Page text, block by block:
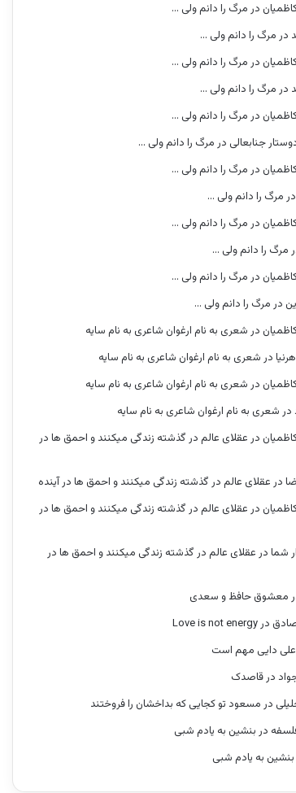
در مرگ را دانم ولی …
در مرگ را دانم ولی …
در مرگ را دانم ولی …
در مرگ را دانم ولی …
در مرگ را دانم ولی …
جنابعالی در مرگ را دانم ولی …
در مرگ را دانم ولی …
در مرگ را دانم ولی …
در مرگ را دانم ولی …
مرگ را دانم ولی …
در مرگ را دانم ولی …
در مرگ را دانم ولی …
در شعری به نام ارغوان شاعری به نام سایه
در شعری به نام ارغوان شاعری به نام سایه
در شعری به نام ارغوان شاعری به نام سایه
در شعری به نام ارغوان شاعری به نام سایه
در عقلای عالم در گذشته زندگی میکنند و احمق ها در
در عقلای عالم در گذشته زندگی میکنند و احمق ها در آینده
در عقلای عالم در گذشته زندگی میکنند و احمق ها در
شما در عقلای عالم در گذشته زندگی میکنند و احمق ها در
معشوق حافظ و سعدی
درLove is not energy
علی دایی مهم است
درقاصدک
در مسعود تو کجایی که بداخشان را فروختند
در بنشین به یادم شبی
بنشین به یادم شبی